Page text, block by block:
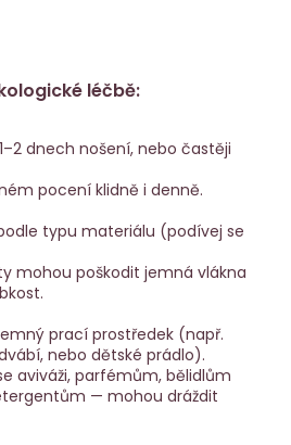
léčbě:
dnech nošení, nebo častěji
pocení klidně i denně.
typu materiálu (podívej se
mohou poškodit jemná vlákna
prací prostředek (např.
nebo dětské prádlo).
aviváži, parfémům, bělidlům
— mohou dráždit